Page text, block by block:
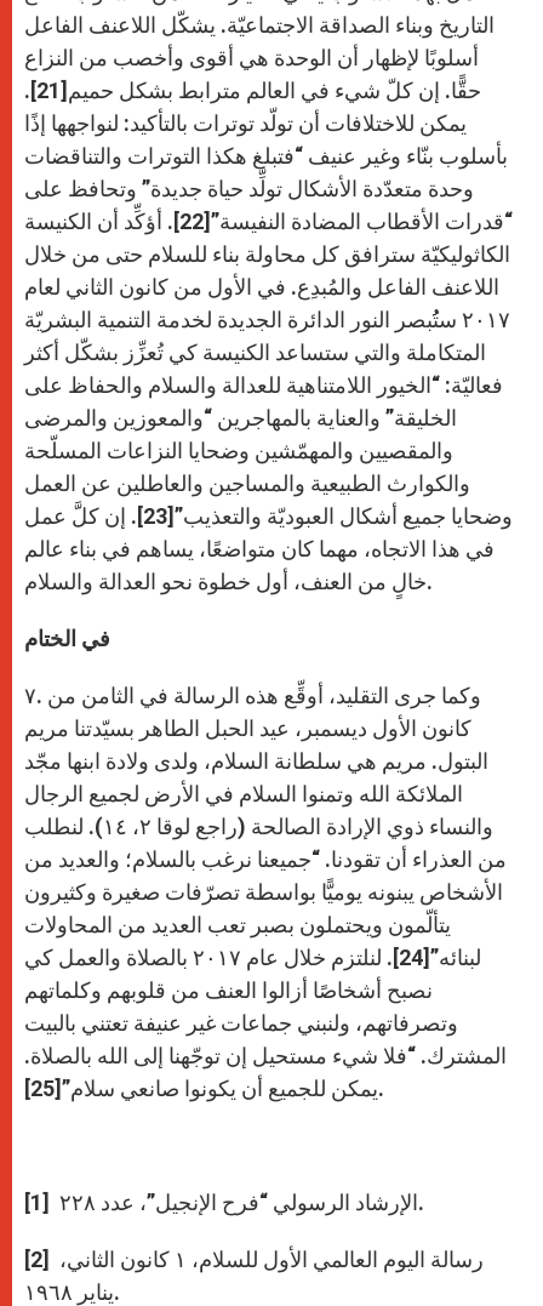
التاريخ وبناء الصداقة الاجتماعيّة. يشكّل اللاعنف الفاعل
أسلوبًا لإظهار أن الوحدة هي أقوى وأخصب من النزاع
حقًّا. إن كلّ شيء في العالم مترابط بشكل حميم[21].
يمكن للاختلافات أن تولّد توترات بالتأكيد: لنواجهها إذًا
بأسلوب بنّاء وغير عنيف “فتبلغ هكذا التوترات والتناقضات
وحدة متعدّدة الأشكال تولِّد حياة جديدة” وتحافظ على
“قدرات الأقطاب المضادة النفيسة”[22]. أؤكِّد أن الكنيسة
الكاثوليكيّة سترافق كل محاولة بناء للسلام حتى من خلال
اللاعنف الفاعل والمُبدِع. في الأول من كانون الثاني لعام
۲۰١۷ ستُُبصر النور الدائرة الجديدة لخدمة التنمية البشريّة
المتكاملة والتي ستساعد الكنيسة كي تُعزِّز بشكّل أكثر
فعاليّة: “الخيور اللامتناهية للعدالة والسلام والحفاظ على
الخليقة” والعناية بالمهاجرين “والمعوزين والمرضى
والمقصيين والمهمّشين وضحايا النزاعات المسلّحة
والكوارث الطبيعية والمساجين والعاطلين عن العمل
وضحايا جميع أشكال العبوديّة والتعذيب”[23]. إن كلَّ عمل
في هذا الاتجاه، مهما كان متواضعًا، يساهم في بناء عالم
خالٍ من العنف، أول خطوة نحو العدالة والسلام.
في الختام
۷. وكما جرى التقليد، أوقِّع هذه الرسالة في الثامن من
كانون الأول ديسمبر، عيد الحبل الطاهر بسيّدتنا مريم
البتول. مريم هي سلطانة السلام، ولدى ولادة ابنها مجّد
الملائكة الله وتمنوا السلام في الأرض لجميع الرجال
والنساء ذوي الإرادة الصالحة (راجع لوقا ۲، ١٤). لنطلب
من العذراء أن تقودنا. “جميعنا نرغب بالسلام؛ والعديد من
الأشخاص يبنونه يوميًّا بواسطة تصرّفات صغيرة وكثيرون
يتألّمون ويحتملون بصبر تعب العديد من المحاولات
لبنائه”[24]. لنلتزم خلال عام ۲۰١۷ بالصلاة والعمل كي
نصبح أشخاصًا أزالوا العنف من قلوبهم وكلماتهم
وتصرفاتهم، ولنبني جماعات غير عنيفة تعتني بالبيت
المشترك. “فلا شيء مستحيل إن توجّهنا إلى الله بالصلاة.
يمكن للجميع أن يكونوا صانعي سلام”[25].
[1] الإرشاد الرسولي “فرح الإنجيل”، عدد ۲۲۸.
[2] رسالة اليوم العالمي الأول للسلام، ۱ كانون الثاني،
يناير ۱۹٦۸.